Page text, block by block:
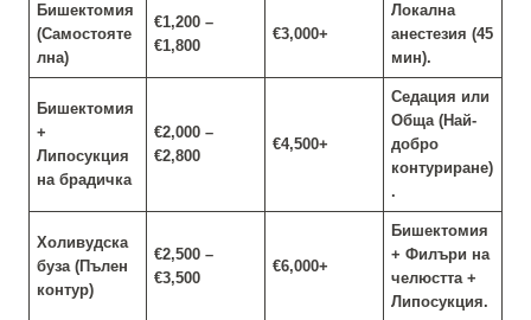
Бишектомия
(Самостояте
лна)
€1,200 –
€1,800
€3,000+
Локална
анестезия (45
мин).
Бишектомия
+
Липосукция
на брадичка
€2,000 –
€2,800
€4,500+
Седация или
Обща (Най-
добро
контуриране)
.
Холивудска
буза (Пълен
контур)
€2,500 –
€3,500
€6,000+
Бишектомия
+ Филъри на
челюстта +
Липосукция.